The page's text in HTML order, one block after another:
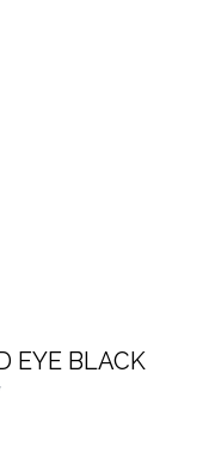
EYE BLACK